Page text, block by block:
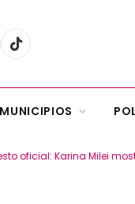
TikTok
MUNICIPIOS
oficial: Karina Milei